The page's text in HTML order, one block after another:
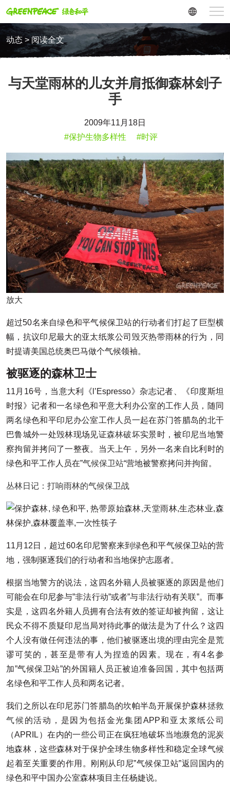
动态 > 阅读全文
与天堂雨林的儿女并肩抵御森林刽子
手
2009年11月18日
#保护生物多样性
#时评
放大
超过50名来自绿色和平气候保卫站的行动者们打起了巨型横
幅，抗议印尼最大的亚太纸浆公司毁灭热带雨林的行为，同
时提请美国总统奥巴马做个气候领袖。
被驱逐的森林卫士
11月16号，当意大利《l’Espresso》杂志记者、《印度斯坦
时报》记者和一名绿色和平意大利办公室的工作人员，随同
两名绿色和平印尼办公室工作人员一起在苏门答腊岛的北干
巴鲁城外一处毁林现场见证森林破坏实景时，被印尼当地警
察拘留并拷问了一整夜。当天上午，另外一名来自比利时的
绿色和平工作人员在”气候保卫站“营地被警察拷问并拘留。
丛林日记：打响雨林的气候保卫战
11月12日，超过60名印尼警察来到绿色和平气候保卫站的营
地，强制驱逐我们的行动者和当地保护志愿者。
根据当地警方的说法，这四名外籍人员被驱逐的原因是他们
可能会在印尼参与”非法行动”或者”与非法行动有关联”。而事
实是，这四名外籍人员拥有合法有效的签证却被拘留，这让
民众不得不质疑印尼当局对待此事的做法是为了什么？这四
个人没有做任何违法的事，他们被驱逐出境的理由完全是荒
谬可笑的，甚至是带有人为捏造的因素。现在，有4名参
加”气候保卫站”的外国籍人员正被迫准备回国，其中包括两
名绿色和平工作人员和两名记者。
我们之所以在印尼苏门答腊岛的坎帕半岛开展保护森林拯救
气候 的活动，是因为包括金光集团APP和亚太浆纸公司
（APRIL）在内的一些公司正在疯狂地破坏当地濒危的泥炭
地森林，这些森林对于保护全球生物多样性和稳定全球气候
起着至关重要的作用。刚刚从印尼”气候保卫站”返回国内的
绿色和平中国办公室森林项目主任杨婕说。